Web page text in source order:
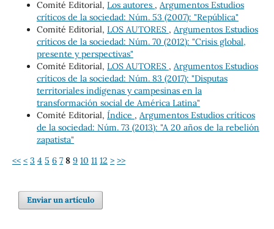
Comité Editorial, Los autores , Argumentos Estudios
críticos de la sociedad: Núm. 53 (2007): "República"
Comité Editorial, LOS AUTORES , Argumentos Estudios
críticos de la sociedad: Núm. 70 (2012): "Crisis global,
presente y perspectivas"
Comité Editorial, LOS AUTORES , Argumentos Estudios
críticos de la sociedad: Núm. 83 (2017): "Disputas
territoriales indígenas y campesinas en la
transformación social de América Latina"
Comité Editorial, Índice , Argumentos Estudios críticos
de la sociedad: Núm. 73 (2013): "A 20 años de la rebelión
zapatista"
<< < 3 4 5 6 7 8 9 10 11 12 > >>
Enviar un artículo